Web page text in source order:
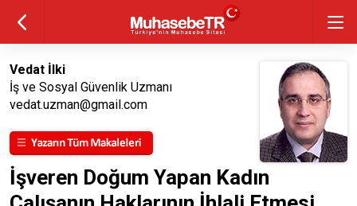
Vedat İlki
İş ve Sosyal Güvenlik Uzmanı
vedat.uzman@gmail.com
İşveren Doğum Yapan Kadın